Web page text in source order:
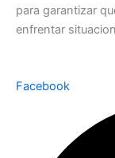
para garantizar
enfrentar
Facebook